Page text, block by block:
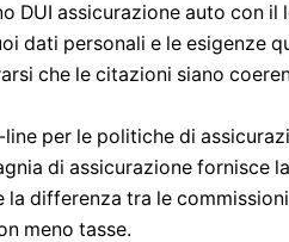
DUI assicurazione auto con il
dati personali e le esigenze
che le citazioni siano
per le politiche di
di assicurazione fornisce la
differenza tra le
meno tasse.